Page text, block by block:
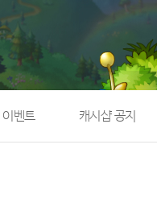
이벤트 캐시샵 공지